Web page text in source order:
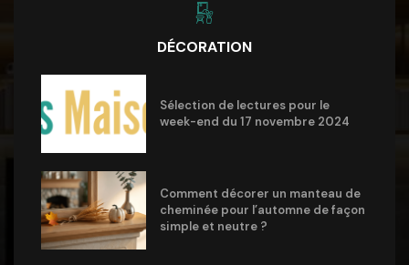
DÉCORATION
Sélection de lectures pour le
week-end du 17 novembre 2024
Comment décorer un manteau de
cheminée pour l’automne de façon
simple et neutre ?